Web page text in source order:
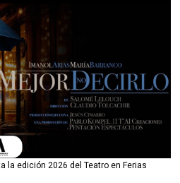
la edición 2026 del Teatro en Ferias